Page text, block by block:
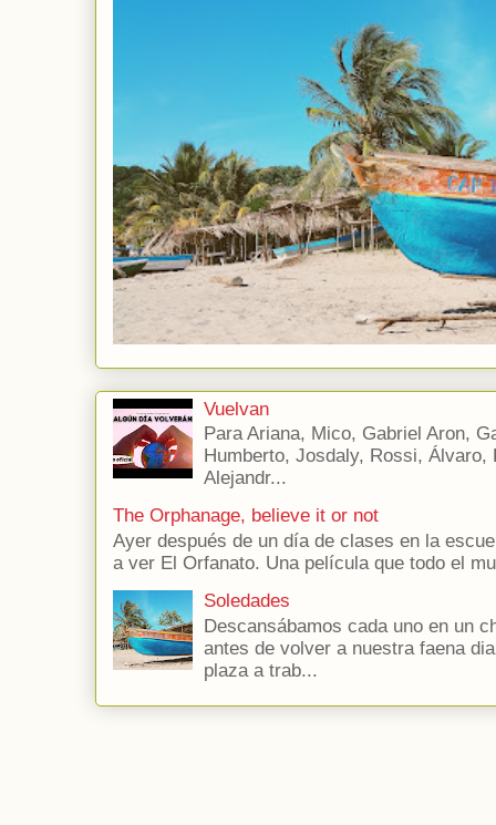
Vuelvan
Para Ariana, Mico, Gabriel Aron,
Humberto, Josdaly, Rossi, Álvaro,
Alejandr...
The Orphanage, believe it or not
Ayer después de un día de clases en la
a ver El Orfanato. Una película que todo el
Soledades
Descansábamos cada uno en un
antes de volver a nuestra faena
plaza a trab...